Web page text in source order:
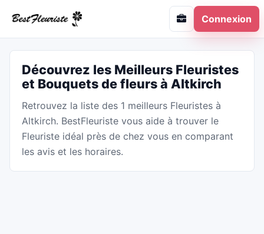
Connexion
Découvrez les Meilleurs Fleuristes
et Bouquets de fleurs à Altkirch
Retrouvez la liste des 1 meilleurs Fleuristes à
Altkirch. BestFleuriste vous aide à trouver le
Fleuriste idéal près de chez vous en comparant
les avis et les horaires.